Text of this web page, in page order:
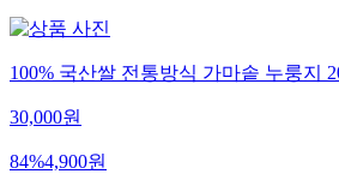
100% 국산쌀 전통방식 가마솥 누룽지
30,000원
84%4,900원